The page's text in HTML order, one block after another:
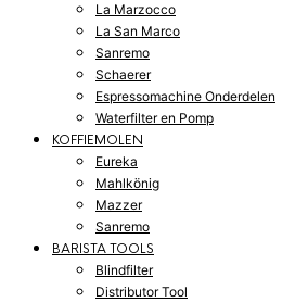
La Marzocco
La San Marco
Sanremo
Schaerer
Espressomachine Onderdelen
Waterfilter en Pomp
KOFFIEMOLEN
Eureka
Mahlkönig
Mazzer
Sanremo
BARISTA TOOLS
Blindfilter
Distributor Tool